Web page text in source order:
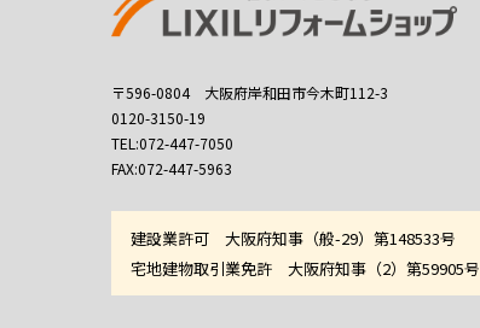
〒596-0804 大阪府岸和田市今木町112-3
0120-3150-19
TEL:072-447-7050
FAX:072-447-5963
建設業許可 大阪府知事（般-29）第148533号
宅地建物取引業免許 大阪府知事（2）第59905号